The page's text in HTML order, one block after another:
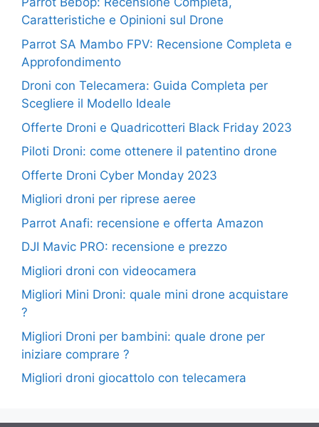
Caratteristiche e Opinioni sul Drone
Parrot SA Mambo FPV: Recensione Completa e
Approfondimento
Droni con Telecamera: Guida Completa per
Scegliere il Modello Ideale
Offerte Droni e Quadricotteri Black Friday 2023
Piloti Droni: come ottenere il patentino drone
Offerte Droni Cyber Monday 2023
Migliori droni per riprese aeree
Parrot Anafi: recensione e offerta Amazon
DJI Mavic PRO: recensione e prezzo
Migliori droni con videocamera
Migliori Mini Droni: quale mini drone acquistare
?
Migliori Droni per bambini: quale drone per
iniziare comprare ?
Migliori droni giocattolo con telecamera